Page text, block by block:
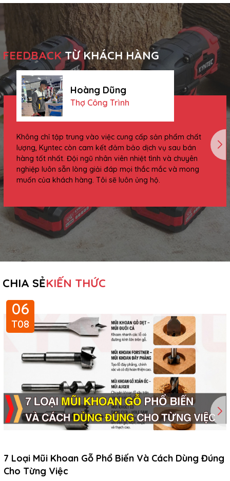
một chiếc máy phù hợp, người dùng có
thể bắt vít, khoan gỗ, khoan sắt mỏng,
khoan...
FEEDBACKTỪ KHÁCH HÀNG
Hoàng Dũng
Thợ Công Trình
Không chỉ tập trung vào việc cung cấp sản phẩm chất
lượng, Kyntec còn cam kết đảm bảo dịch vụ sau bán
hàng tốt nhất. Đội ngũ nhân viên nhiệt tình và chuyên
nghiệp luôn sẵn lòng giải đáp mọi thắc mắc và mong
muốn của khách hàng. Tôi sẽ luôn ủng hộ.
CHIA SẺKIẾN THỨC
06
T08
7 Loại Mũi Khoan Gỗ Phổ Biến Và Cách Dùng Đúng
Cho Từng Việc